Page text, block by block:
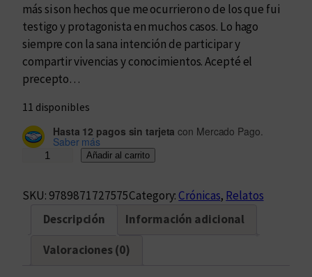
más si son hechos que me ocurrieron o de los que fui
testigo y protagonista en muchos casos. Lo hago
siempre con la sana intención de participar y
compartir vivencias y conocimientos. Acepté el
precepto…
11 disponibles
Hasta 12 pagos sin tarjeta con Mercado Pago.
Saber más
v
Añadir al carrito
SKU: 9789871727575Category: Crónicas, Relatos
Descripción
Información adicional
Valoraciones (0)